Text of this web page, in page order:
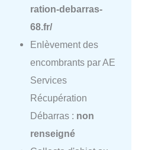
ration-debarras-
68.fr/
Enlèvement des
encombrants par AE
Services
Récupération
Débarras : non
renseigné